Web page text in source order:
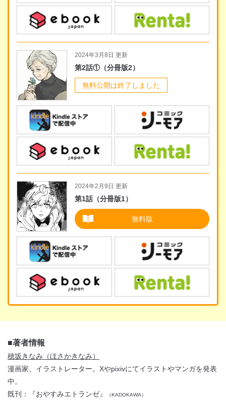
2024年2月9日 更新
第1話（分冊版1）
無料版
2024年3月8日 更新
第2話①（分冊版2）
無料公開は終了しました
■著者情報
穂坂きなみ（ほさかきなみ）
漫画家、イラストレーター。Xやpixivにてイラストやマンガを発表
中。
既刊：『おやすみエトランゼ』
（KADOKAWA）